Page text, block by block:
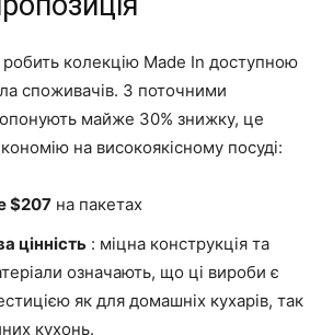
колекцію Made In доступною
споживачів. З поточними
майже 30% знижку, це
на високоякісному посуді:
$207 на пакетах
цінність : міцна конструкція та
означають, що ці вироби є
як для домашніх кухарів, так
кухонь.